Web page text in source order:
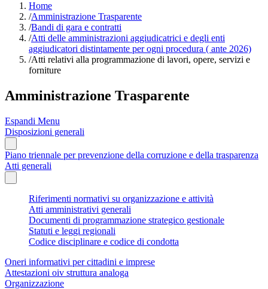
Home
/Amministrazione Trasparente
/Bandi di gara e contratti
/Atti delle amministrazioni aggiudicatrici e degli enti
aggiudicatori distintamente per ogni procedura ( ante 2026)
/Atti relativi alla programmazione di lavori, opere, servizi e
forniture
Amministrazione Trasparente
Espandi Menu
Disposizioni generali
Piano triennale per prevenzione della corruzione e della trasparenza
Atti generali
Riferimenti normativi su organizzazione e attività
Atti amministrativi generali
Documenti di programmazione strategico gestionale
Statuti e leggi regionali
Codice disciplinare e codice di condotta
Oneri informativi per cittadini e imprese
Attestazioni oiv struttura analoga
Organizzazione